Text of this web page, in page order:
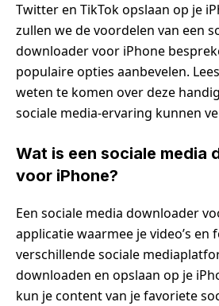
Twitter en TikTok opslaan op je
zullen we de voordelen van een
downloader voor iPhone
populaire opties aanbevelen.
weten te komen over deze
sociale media-ervaring kunnen
Wat is een sociale media
voor iPhone?
Een sociale media downloader
applicatie waarmee je video’s en
verschillende sociale
downloaden en opslaan op je
kun je content van je favoriete